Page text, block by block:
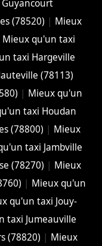
(78520) | Mieux
Mieux qu'un taxi
taxi Hargeville
(78113)
| Mieux qu'un
taxi Houdan
(78800) | Mieux
taxi Jambville
(78270) | Mieux
| Mieux qu'un
qu'un taxi Jouy-
taxi Jumeauville
(78820) | Mieux